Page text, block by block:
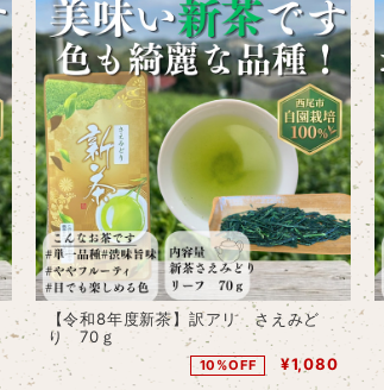
【令和8年度新茶】訳アリ さえみど
り 70ｇ
10%OFF ¥1,080